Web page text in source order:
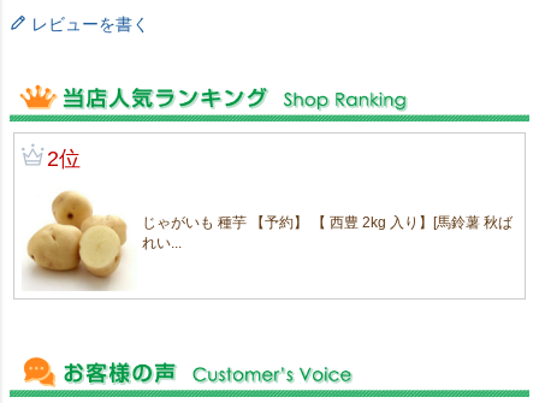
レビューを書く